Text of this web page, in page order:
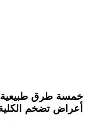
خمسة طرق
أعراض تضخم الكلية.